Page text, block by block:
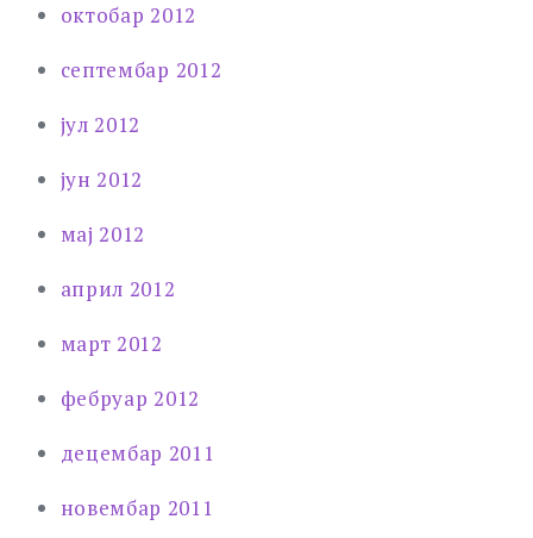
октобар 2012
септембар 2012
јул 2012
јун 2012
мај 2012
април 2012
март 2012
фебруар 2012
децембар 2011
новембар 2011